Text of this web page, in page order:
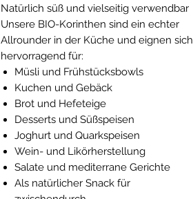
Natürlich süß und vielseitig verwendbar
Unsere BIO-Korinthen sind ein echter
Allrounder in der Küche und eignen sich
hervorragend für:
Müsli und Frühstücksbowls
Kuchen und Gebäck
Brot und Hefeteige
Desserts und Süßspeisen
Joghurt und Quarkspeisen
Wein- und Likörherstellung
Salate und mediterrane Gerichte
Als natürlicher Snack für